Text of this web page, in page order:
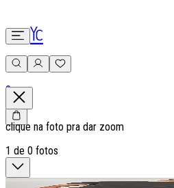
0
clique na foto pra dar zoom
1 de 0 fotos